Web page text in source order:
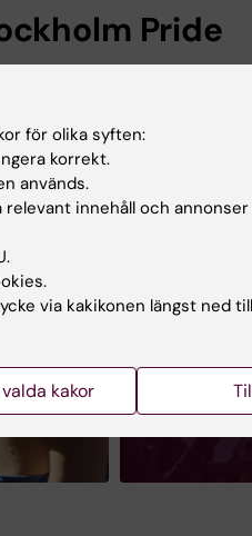
Pride
för olika syften:
korrekt.
används.
innehåll och
via kakikonen längst ned
kakor